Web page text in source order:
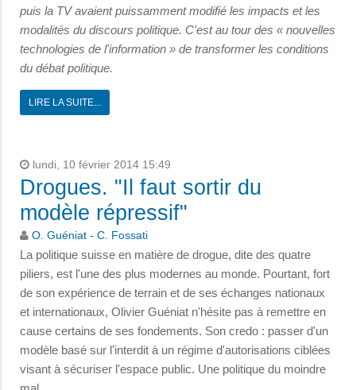
puis la TV avaient puissamment modifié les impacts et les
modalités du discours politique. C'est au tour des « nouvelles
technologies de l'information » de transformer les conditions
du débat politique.
LIRE LA SUITE...
lundi, 10 février 2014 15:49
Drogues. "Il faut sortir du
modèle répressif"
O. Guéniat - C. Fossati
La politique suisse en matière de drogue, dite des quatre
piliers, est l'une des plus modernes au monde. Pourtant, fort
de son expérience de terrain et de ses échanges nationaux
et internationaux, Olivier Guéniat n'hésite pas à remettre en
cause certains de ses fondements. Son credo : passer d'un
modèle basé sur l'interdit à un régime d'autorisations ciblées
visant à sécuriser l'espace public. Une politique du moindre